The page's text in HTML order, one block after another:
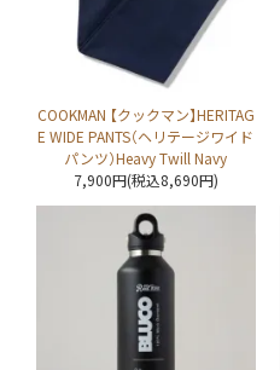
COOKMAN 【クックマン】HERITAG
E WIDE PANTS（ヘリテージワイド
パンツ）Heavy Twill Navy
7,900円(税込8,690円)